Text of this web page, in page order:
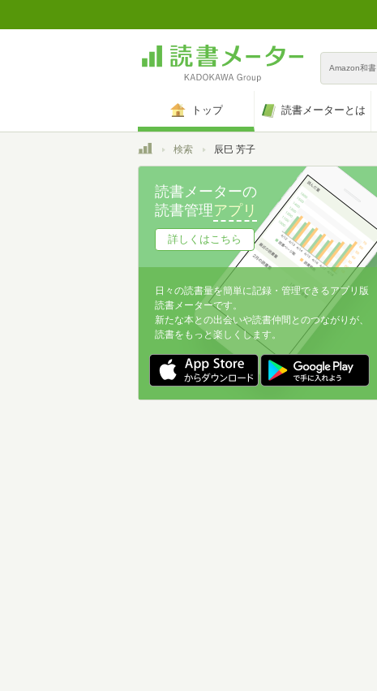
Amazon和書
トップ 読書メーターとは
トップ検索 辰巳 芳子
読書メーターの
読書管理アプリ
詳しくはこちら
日々の読書量を簡単に記録・管理できるアプリ版
読書メーターです。
新たな本との出会いや読書仲間とのつながりが、
読書をもっと楽しくします。